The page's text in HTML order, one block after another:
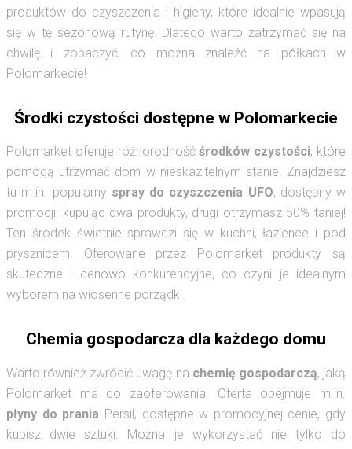
produktów do czyszczenia i higieny, które idealnie wpasują
się w tę sezonową rutynę. Dlatego warto zatrzymać się na
chwilę i zobaczyć, co można znaleźć na półkach w
Polomarkecie!
Środki czystości dostępne w Polomarkecie
Polomarket oferuje różnorodnośćśrodków czystości, które
pomogą utrzymać dom w nieskazitelnym stanie. Znajdziesz
tu m.in. popularny spray do czyszczenia UFO, dostępny w
promocji: kupując dwa produkty, drugi otrzymasz 50% taniej!
Ten środek świetnie sprawdzi się w kuchni, łazience i pod
prysznicem. Oferowane przez Polomarket produkty są
skuteczne i cenowo konkurencyjne, co czyni je idealnym
wyborem na wiosenne porządki.
Chemia gospodarcza dla każdego domu
Warto również zwrócić uwagę na chemię gospodarczą, jaką
Polomarket ma do zaoferowania. Oferta obejmuje m.in.
płyny do prania Persil, dostępne w promocyjnej cenie, gdy
kupisz dwie sztuki. Można je wykorzystać nie tylko do